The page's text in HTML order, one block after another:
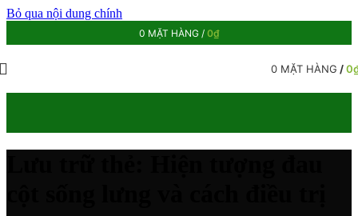
Bỏ qua nội dung chính
0 MẶT HÀNG / 0₫
0 MẶT HÀNG /0